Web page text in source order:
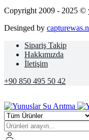
Copyright 2009 - 2025 ©
Desinged by
Sipariş Takip
Hakkımızda
İletişim
+90 850 495 50 42